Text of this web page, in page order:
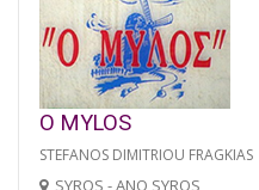
O MYLOS
STEFANOS DIMITRIOU FRAGKIAS
SYROS - ANO SYROS